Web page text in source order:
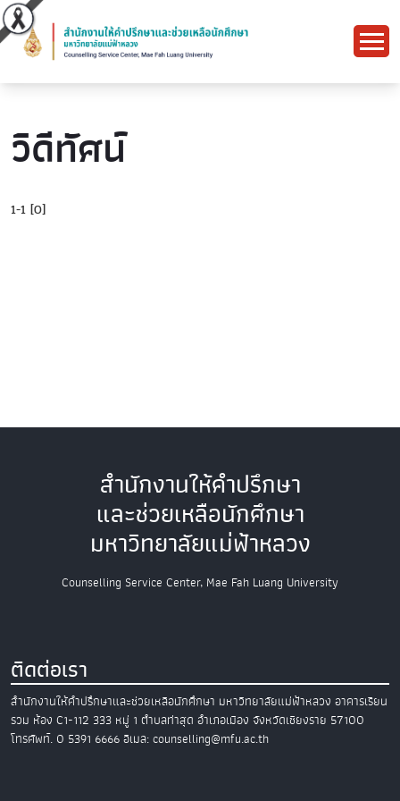
วิดีทัศน์
1-1 [0]
สำนักงานให้คำปรึกษา
และช่วยเหลือนักศึกษา
มหาวิทยาลัยแม่ฟ้าหลวง
Counselling Service Center, Mae Fah Luang University
ติดต่อเรา
สำนักงานให้คำปรึกษาและช่วยเหลือนักศึกษา มหาวิทยาลัยแม่ฟ้าหลวง อาคารเรียน
รวม ห้อง C1-112 333 หมู่ 1 ตำบลท่าสุด อำเภอเมือง จังหวัดเชียงราย 57100
โทรศัพท์. 0 5391 6666อีเมล: counselling@mfu.ac.th